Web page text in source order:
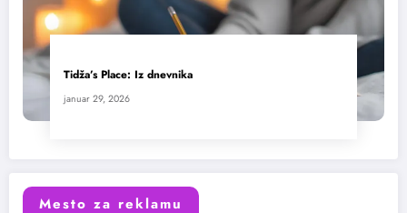
Tidža’s Place: Iz dnevnika
januar 29, 2026
Mesto za reklamu